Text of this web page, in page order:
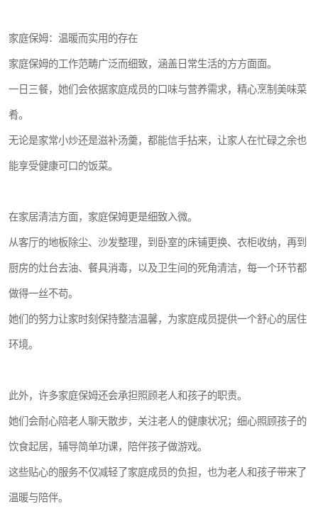
家庭保姆：温暖而实用的存在
家庭保姆的工作范畴广泛而细致，涵盖日常生活的方方面面。
一日三餐，她们会依据家庭成员的口味与营养需求，精心烹制美味菜
肴。
无论是家常小炒还是滋补汤羹，都能信手拈来，让家人在忙碌之余也
能享受健康可口的饭菜。
在家居清洁方面，家庭保姆更是细致入微。
从客厅的地板除尘、沙发整理，到卧室的床铺更换、衣柜收纳，再到
厨房的灶台去油、餐具消毒，以及卫生间的死角清洁，每一个环节都
做得一丝不苟。
她们的努力让家时刻保持整洁温馨，为家庭成员提供一个舒心的居住
环境。
此外，许多家庭保姆还会承担照顾老人和孩子的职责。
她们会耐心陪老人聊天散步，关注老人的健康状况；细心照顾孩子的
饮食起居，辅导简单功课，陪伴孩子做游戏。
这些贴心的服务不仅减轻了家庭成员的负担，也为老人和孩子带来了
温暖与陪伴。